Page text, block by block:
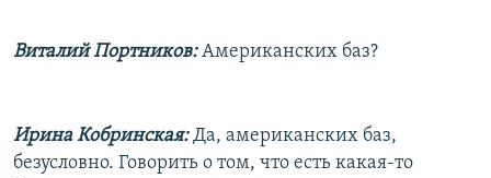
Виталий Портников:Американских баз?
Ирина Кобринская:Да, американских баз,
безусловно. Говорить о том, что есть какая-то